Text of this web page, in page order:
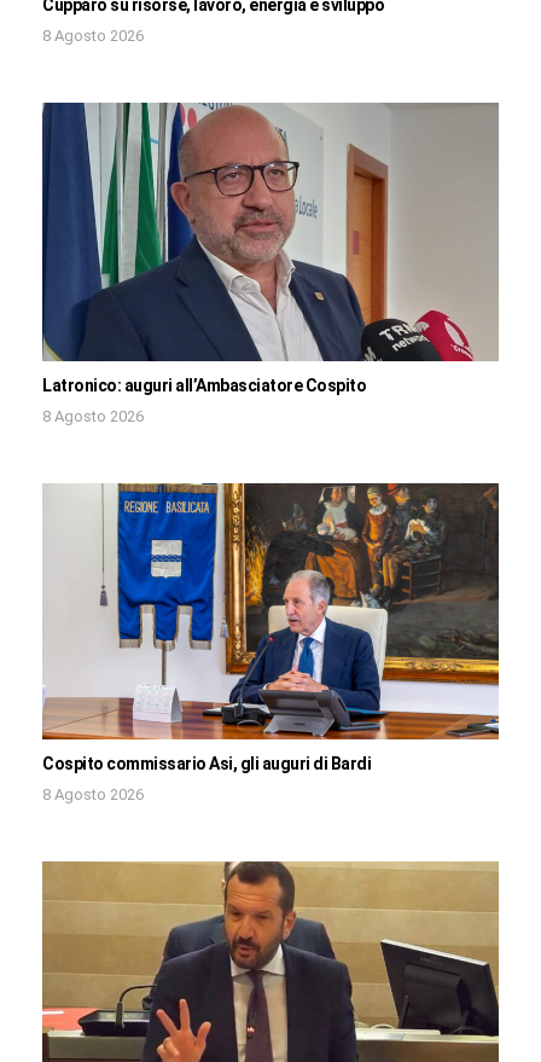
Cupparo su risorse, lavoro, energia e sviluppo
8 Agosto 2026
Latronico: auguri all’Ambasciatore Cospito
8 Agosto 2026
Cospito commissario Asi, gli auguri di Bardi
8 Agosto 2026